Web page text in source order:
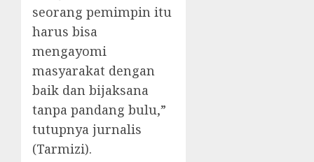
seorang pemimpin itu
harus bisa
mengayomi
masyarakat dengan
baik dan bijaksana
tanpa pandang bulu,”
tutupnya jurnalis
(Tarmizi).